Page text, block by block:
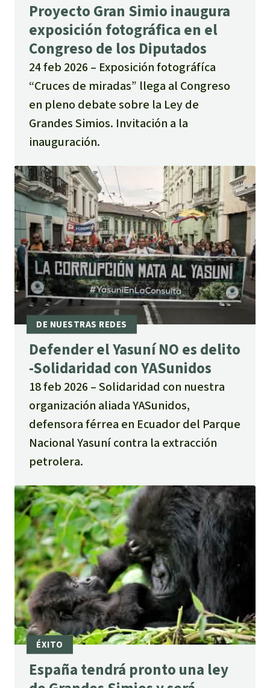
Proyecto Gran Simio inaugura
exposición fotográfica en el
Congreso de los Diputados
24 feb 2026
Exposición fotográfíca
“Cruces de miradas” llega al Congreso
en pleno debate sobre la Ley de
Grandes Simios. Invitación a la
inauguración.
Defender el Yasuní NO es delito
-Solidaridad con YASunidos
18 feb 2026
Solidaridad con nuestra
organización aliada YASunidos,
defensora férrea en Ecuador del Parque
Nacional Yasuní contra la extracción
petrolera.
España tendrá pronto una ley